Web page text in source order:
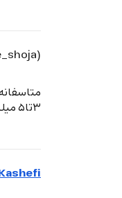
۳تا۵ میلیون میشه کار کرد